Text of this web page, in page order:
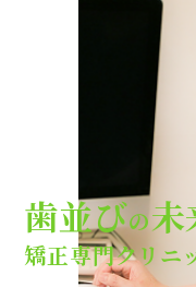
歯並びの未
矯正専門クリニ